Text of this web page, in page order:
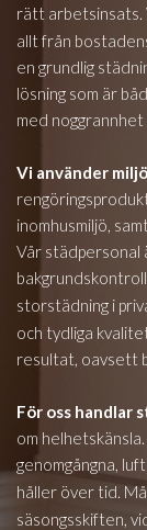
rätt arbetsinsats.
allt från
en grundlig
lösning som är
med
Vi använder
inomhusmiljö,
Vår städpersonal
storstädning i
och tydliga
resultat, oavsett
För oss handlar
om
genomgångna,
håller över tid.
säsongsskiften,